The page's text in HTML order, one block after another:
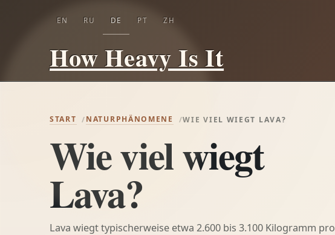
How Heavy Is It
EN RU DE PT ZH
START NATURPHÄNOMENE WIE VIEL WIEGT LAVA?
Wie viel wiegt
Lava?
Lava wiegt typischerweise etwa 2.600 bis 3.100 Kilogramm pro